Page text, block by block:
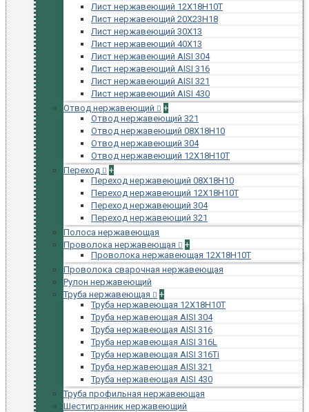
Лист нержавеющий 12Х18Н10Т
Лист нержавеющий 20Х23Н18
Лист нержавеющий 30Х13
Лист нержавеющий 40Х13
Лист нержавеющий AISI 304
Лист нержавеющий AISI 316
Лист нержавеющий AISI 321
Лист нержавеющий AISI 430
Отвод нержавеющий
+
Отвод нержавеющий 321
Отвод нержавеющий 08Х18Н10
Отвод нержавеющий 304
Отвод нержавеющий 12Х18Н10Т
Переход
+
Переход нержавеющий 08Х18Н10
Переход нержавеющий 12Х18Н10Т
Переход нержавеющий 304
Переход нержавеющий 321
Полоса нержавеющая
Проволока нержавеющая
+
Проволока нержавеющая 12Х18Н10Т
Проволока сварочная нержавеющая
Рулон нержавеющий
Труба нержавеющая
+
Труба нержавеющая 12Х18Н10Т
Труба нержавеющая AISI 304
Труба нержавеющая AISI 316
Труба нержавеющая AISI 316L
Труба нержавеющая AISI 316Ti
Труба нержавеющая AISI 321
Труба нержавеющая AISI 430
Труба профильная нержавеющая
Шестигранник нержавеющий